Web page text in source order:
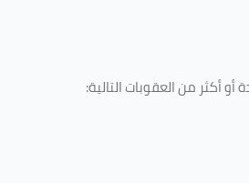
أكثر من العقوبات التالية: